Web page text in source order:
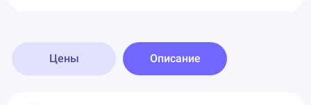
Цены Описание